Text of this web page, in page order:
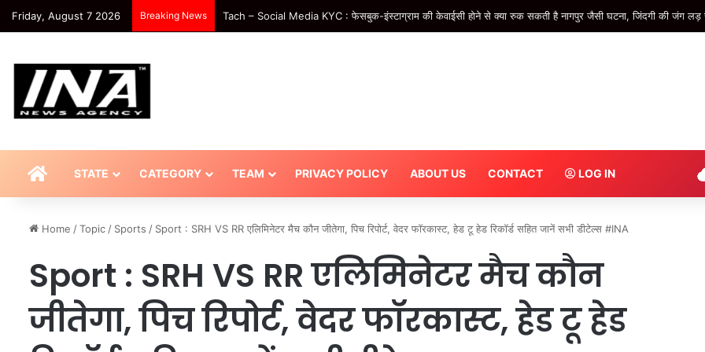
Friday, August 7 2026 Breaking News National-दिल्ली मेट्रो से सफर करने वाले ध्यान दें! 9 अगस्त से स्टेशनों पर बढ़ेगी सख्ती…DMRC ने जारी की एडवाइजरी – #INA
HOMESTATE CATEGORY TEAM PRIVACY POLICY ABOUT US CONTACT LOG IN
Home /Topic / Sports / Sport : SRH VS RR एलिमिनेटर मैच कौन जीतेगा, पिच रिपोर्ट, वेदर फॉरकास्ट, हेड टू हेड रिकॉर्ड सहित जानें सभी डीटेल्स #INA
Sport : SRH VS RR एलिमिनेटर मैच कौन
जीतेगा, पिच रिपोर्ट, वेदर फॉरकास्ट, हेड टू हेड